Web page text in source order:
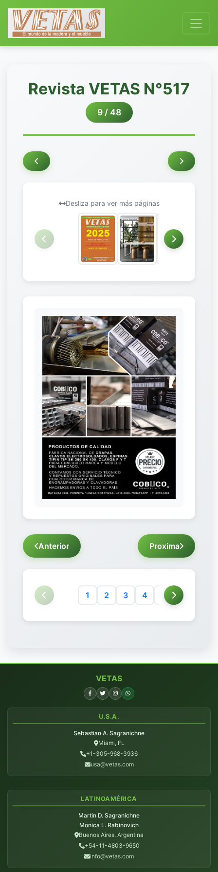
Revista VETAS N°517
9 / 48
Desliza para ver más páginas
Anterior Proxima
1 2 3 4 5 6
VETAS
U.S.A.
Sebastian A. Sagranichne
Miami, FL
+1-305-968-3936
usa@vetas.com
LATINOAMÉRICA
Martin D. Sagranichne
Monica L. Rabinovich
Buenos Aires, Argentina
+54-11-4803-9650
info@vetas.com